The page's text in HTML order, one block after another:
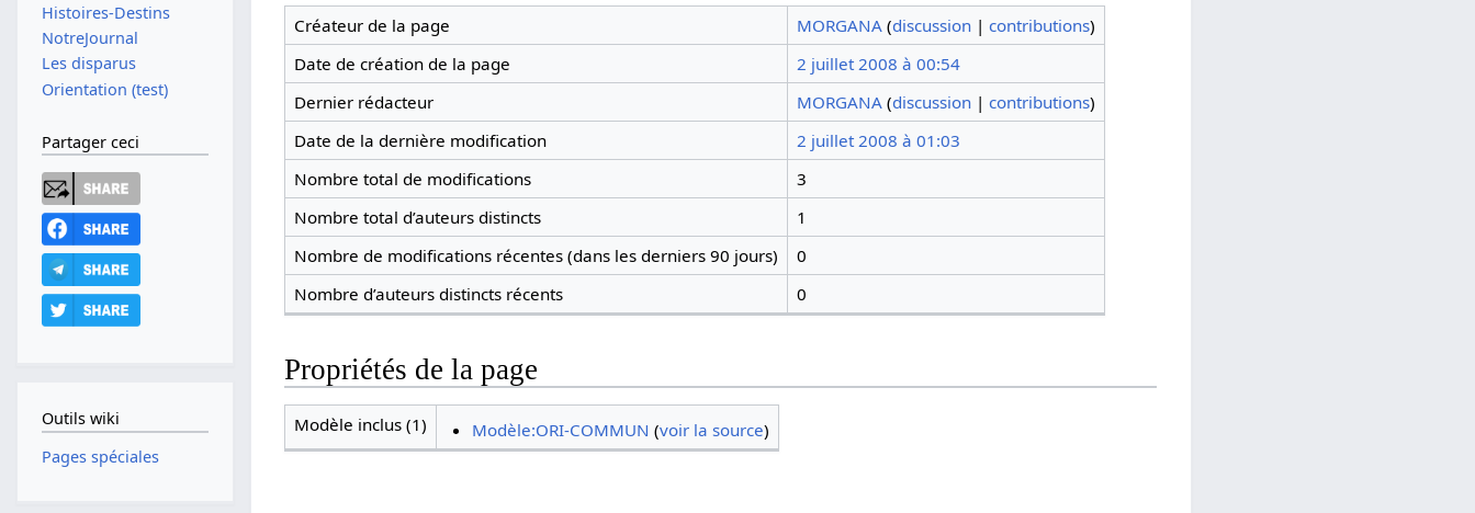
Créateur de la page MORGANA (discussion| contributions)
Date de création de la page
2 juillet 2008 à 00:54
Dernier rédacteur
MORGANA (discussion| contributions)
Date de la dernière modification
2 juillet 2008 à 01:03
Nombre total de modifications
3
Nombre total d’auteurs distincts
1
Nombre de modifications récentes (dans les derniers 90 jours)
0
Nombre d’auteurs distincts récents
0
Propriétés de la page
Modèle inclus (1) Modèle:ORI-COMMUN (voir la source)
Histoires-Destins
NotreJournal
Les disparus
Orientation (test)
Partager ceci
Outils wiki
Pages spéciales